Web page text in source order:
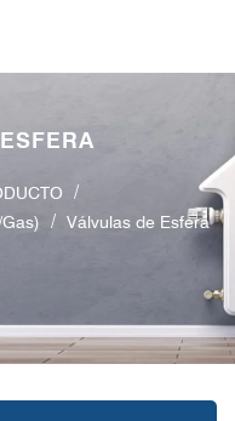
/
/ Válvulas de Esfera